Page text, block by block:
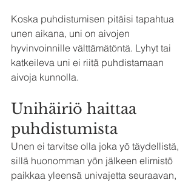
Koska puhdistumisen pitäisi tapahtua
unen aikana, uni on aivojen
hyvinvoinnille välttämätöntä. Lyhyt tai
katkeileva uni ei riitä puhdistamaan
aivoja kunnolla.
Unihäiriö haittaa
puhdistumista
Unen ei tarvitse olla joka yö täydellistä,
sillä huonomman yön jälkeen elimistö
paikkaa yleensä univajetta seuraavan,